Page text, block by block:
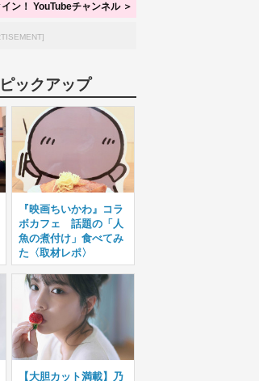
ン！ YouTubeチャンネル ＞
ピックアップ
『映画ちいかわ』コラ
ボカフェ 話題の「人
魚の煮付け」食べてみ
た〈取材レポ〉
【大胆カット満載】乃